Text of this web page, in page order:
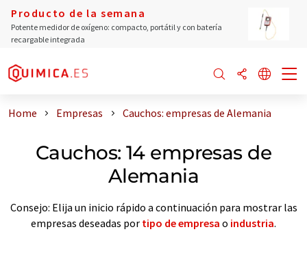
Producto de la semana
Potente medidor de oxígeno: compacto, portátil y con batería
recargable integrada
Home Empresas Cauchos: empresas de Alemania
Cauchos: 14 empresas de
Alemania
Consejo: Elija un inicio rápido a continuación para mostrar las
empresas deseadas por tipo de empresa o industria.